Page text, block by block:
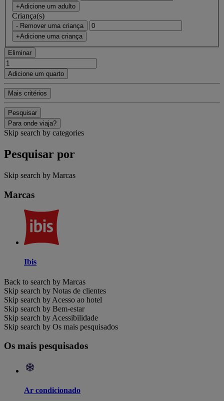
+Adicione um adulto
Criança(s)
- Remover uma criança
+Adicione uma criança
Eliminar
Adicione um quarto
Mais critérios
Pesquisar
Para onde viaja?
Skip search by categories
Pesquisar por
Skip search by Marcas
Marcas
Ibis
Back to search by Marcas
Skip search by Notas de clientes
Skip search by Acesso ao hotel
Skip search by Bem-estar
Skip search by Acessibilidade
Skip search by Os mais pesquisados
Os mais pesquisados
Ar condicionado